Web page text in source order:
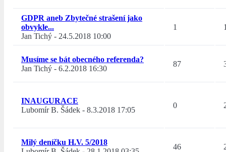
GDPR aneb Zbytečné strašení jako
obvykle...
Jan Tichý - 24.5.2018 10:00
1
Musíme se bát obecného referenda?
Jan Tichý - 6.2.2018 16:30
87
INAUGURACE
Lubomír B. Šádek - 8.3.2018 17:05
0
Milý deníčku H.V. 5/2018
46